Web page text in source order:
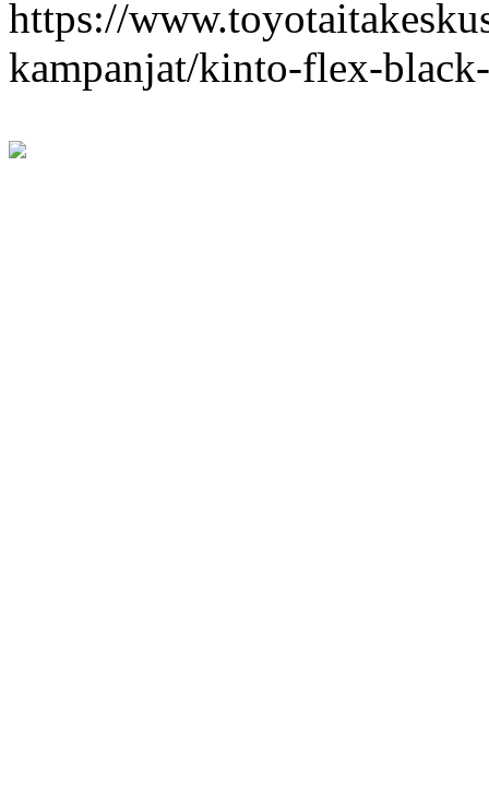
https://
kampanjat/kinto-flex-